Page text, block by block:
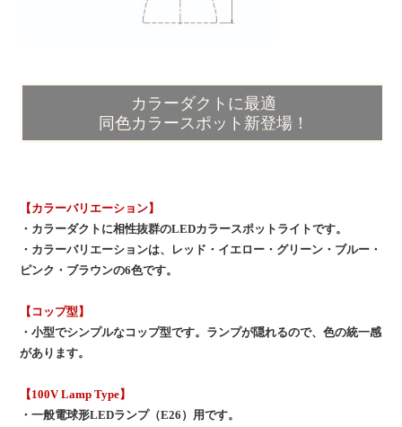
カラーダクトに最適
同色カラースポット新登場！
【カラーバリエーション】
・カラーダクトに相性抜群のLEDカラースポットライトです。
・カラーバリエーションは、レッド・イエロー・グリーン・ブルー・
ピンク・ブラウンの6色です。
【コップ型】
・小型でシンプルなコップ型です。ランプが隠れるので、色の統一感
があります。
【100V Lamp Type】
・一般電球形LEDランプ（E26）用です。